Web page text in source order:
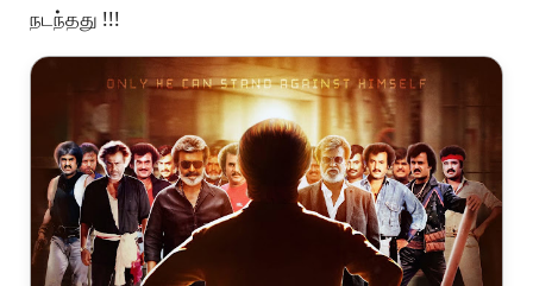
நடந்தது !!!